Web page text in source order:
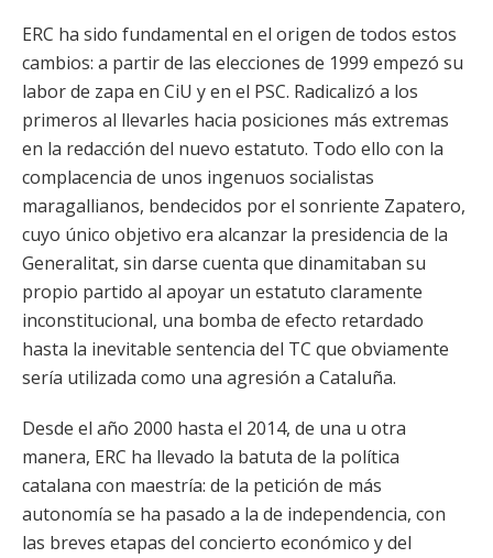
ERC ha sido fundamental en el origen de todos estos
cambios: a partir de las elecciones de 1999 empezó su
labor de zapa en CiU y en el PSC. Radicalizó a los
primeros al llevarles hacia posiciones más extremas
en la redacción del nuevo estatuto. Todo ello con la
complacencia de unos ingenuos socialistas
maragallianos, bendecidos por el sonriente Zapatero,
cuyo único objetivo era alcanzar la presidencia de la
Generalitat, sin darse cuenta que dinamitaban su
propio partido al apoyar un estatuto claramente
inconstitucional, una bomba de efecto retardado
hasta la inevitable sentencia del TC que obviamente
sería utilizada como una agresión a Cataluña.
Desde el año 2000 hasta el 2014, de una u otra
manera, ERC ha llevado la batuta de la política
catalana con maestría: de la petición de más
autonomía se ha pasado a la de independencia, con
las breves etapas del concierto económico y del